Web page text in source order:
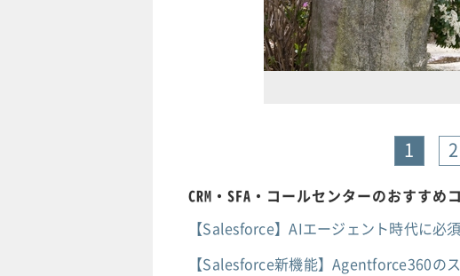
1 2
CRM・SFA・コールセンターのおすすめ
【Salesforce】AIエージェント時代に必
【Salesforce新機能】Agentforce360の